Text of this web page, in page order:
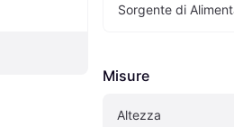
Sorgente di
Misure
Altezza